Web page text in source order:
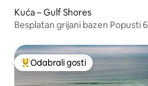
Kuća – Gulf Shores
Među najviše rangiranima s
Odabrali gosti